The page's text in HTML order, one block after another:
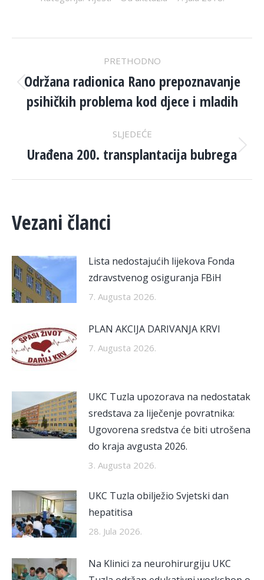
NAVIGATION
PRETHODNO
Previous
post:
Održana radionica Rano prepoznavanje
psihičkih problema kod djece i mladih
SLJEDEĆE
Next
Urađena 200. transplantacija bubrega
Vezani članci
Lista nedostajućih lijekova Fonda
zdravstvenog osiguranja FBiH
7. Augusta 2026.
PLAN AKCIJA DARIVANJA KRVI
7. Augusta 2026.
UKC Tuzla upozorava na nedostatak
sredstava za liječenje povratnika:
Ugovorena sredstva će biti utrošena
do kraja avgusta 2026.
3. Augusta 2026.
UKC Tuzla obilježio Svjetski dan
hepatitisa
28. Jula 2026.
Na Klinici za neurohirurgiju UKC